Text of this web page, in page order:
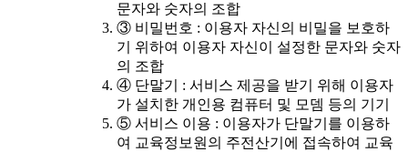
문자와 숫자의 조합
③ 비밀번호 : 이용자 자신의 비밀을 보호하
기 위하여 이용자 자신이 설정한 문자와 숫자
의 조합
④ 단말기 : 서비스 제공을 받기 위해 이용자
가 설치한 개인용 컴퓨터 및 모뎀 등의 기기
⑤ 서비스 이용 : 이용자가 단말기를 이용하
여 교육정보원의 주전산기에 접속하여 교육